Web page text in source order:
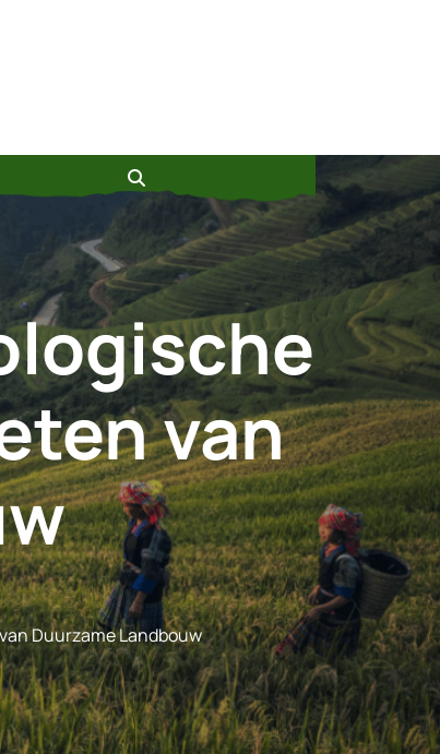
van
Duurzame Landbouw